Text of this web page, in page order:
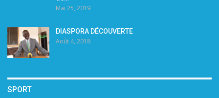
Mai 25, 2019
DIASPORA DÉCOUVERTE
Août 4, 2018
SPORT